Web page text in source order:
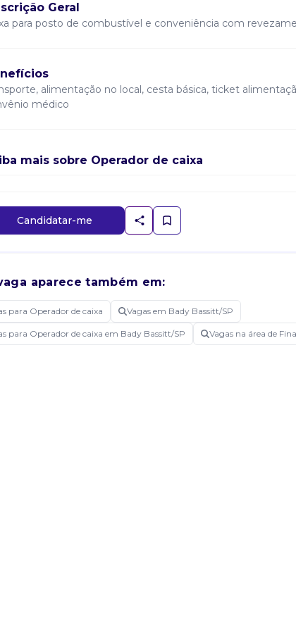
Geral
para posto de combustível e conveniência com
alimentação no local, cesta básica, ticket
médico
mais sobre Operador de caixa
Candidatar-me
aparece também em:
para Operador de caixa Vagas em Bady Bassitt/SP
para Operador de caixa em Bady Bassitt/SP Vagas na área de